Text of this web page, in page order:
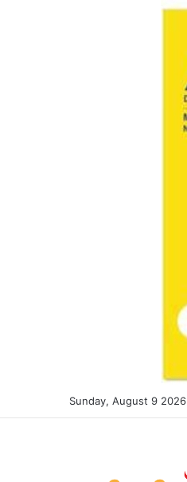
Sunday, August 9 2026